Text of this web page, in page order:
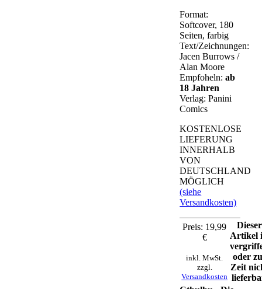
Format:
Softcover, 180
Seiten, farbig
Text/Zeichnungen:
Jacen Burrows /
Alan Moore
Empfoheln:ab
18 Jahren
Verlag: Panini
Comics
KOSTENLOSE
LIEFERUNG
INNERHALB
VON
DEUTSCHLAND
MÖGLICH
(siehe
Versandkosten)
Preis: 19,99
€
inkl. MwSt.
zzgl.
Versandkosten
Dieser
Artikel
oder
Zeit